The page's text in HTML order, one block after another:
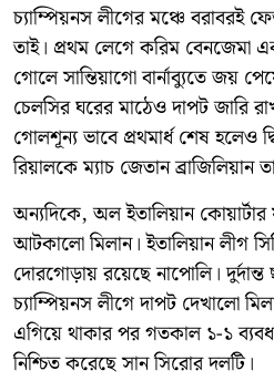
চ্যাম্পিয়নস লীগের মঞ্চে বরাবরই
তাই। প্রথম লেগে করিম বেনজেমা
গোলে সান্তিয়াগো বার্নাব্যুতে জয়
চেলসির ঘরের মাঠেও দাপট জারি
গোলশূন্য ভাবে প্রথমার্ধ শেষ হলেও
রিয়ালকে ম্যাচ জেতান ব্রাজিলিয়ান
অন্যদিকে, অল ইতালিয়ান
আটকালো মিলান। ইতালিয়ান লীগ
দোরগোড়ায় রয়েছে নাপোলি। দুর্দান্ত
চ্যাম্পিয়নস লীগে দাপট দেখালো
এগিয়ে থাকার পর গতকাল ১-১
নিশ্চিত করেছে সান সিরোর দলটি।